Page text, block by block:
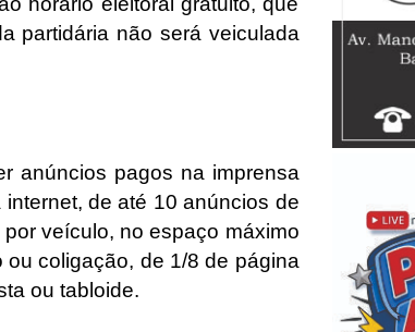
partidária não será veiculada
anúncios pagos na imprensa
de até 10 anúncios de
veículo, no espaço máximo
coligação, de 1/8 de página
ou tabloide.